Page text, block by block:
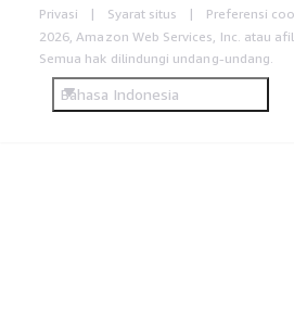
Privasi Syarat situs Preferensi
2026, Amazon Web Services, Inc. atau
Semua hak dilindungi undang-undang.
Bahasa Indonesia